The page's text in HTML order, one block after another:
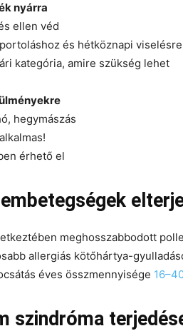
nyárra
ellen véd
és hétköznapi viselésre
kategória, amire szükség lehet
hegymászás
érhető el
meghosszabbodott
allergiás kötőhártya-
éves összmennyisége
szindróma